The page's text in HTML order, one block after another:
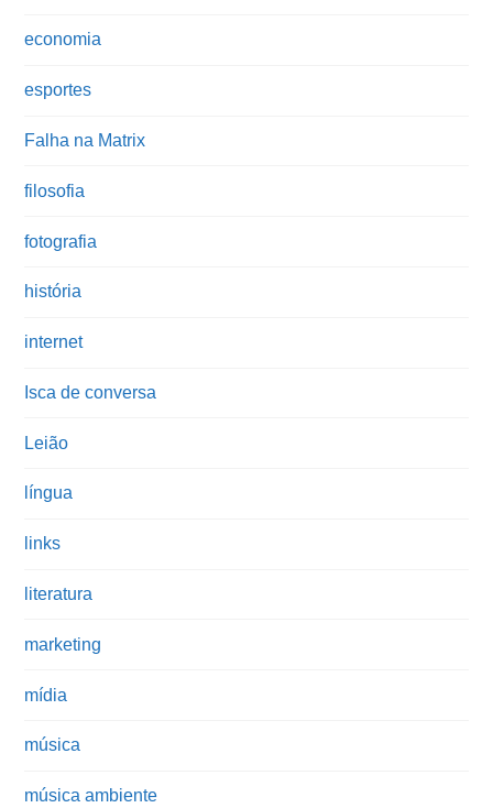
economia
esportes
Falha na Matrix
filosofia
fotografia
história
internet
Isca de conversa
Leião
língua
links
literatura
marketing
mídia
música
música ambiente